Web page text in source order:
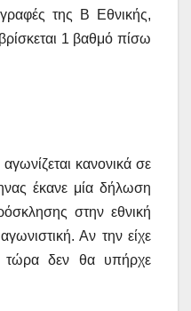
της Β Εθνικής,
1 βαθμό πίσω
κανονικά σε
έκανε μία δήλωση
στην εθνική
Αν την είχε
τώρα δεν θα υπήρχε